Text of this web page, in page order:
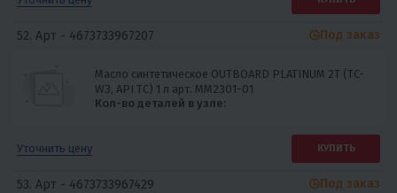
52. Арт - 4673733967207
Масло синтетическое OUTBOARD PLATINUM 2Т (TC-
W3, API TC) 1 л арт. MM2301-01
Кол-во деталей в узле:
Под заказ
Уточнить цену КУПИТЬ
53. Арт - 4673733967429 Под заказ